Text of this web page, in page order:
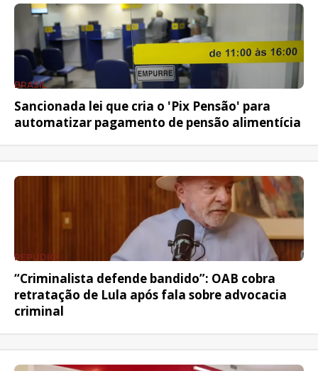
BRASIL
Sancionada lei que cria o 'Pix Pensão' para
automatizar pagamento de pensão alimentícia
REPÚDIO
“Criminalista defende bandido”: OAB cobra
retratação de Lula após fala sobre advocacia
criminal